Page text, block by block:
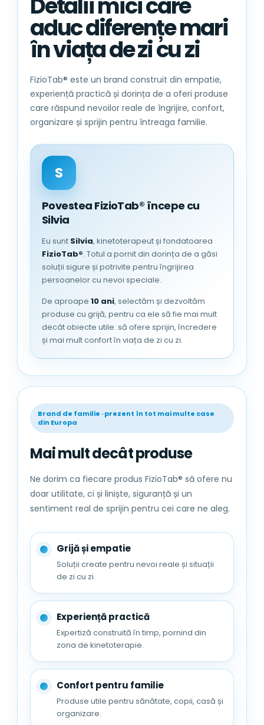
Fixare sigura – design cu aripioare
elastice pe margini, pentru o potrivire
perfecta pe saltele de pana la 30 cm
inaltime.
Dimensiune: 180 x 200 x 30 cm.
Instructiuni de intretinere:
Se spala manual sau la masina de
spalat la maximum 40°C, cu
centrifugare blanda.
Se recomanda utilizarea detergentilor
pentru tesaturi albe.
Nu se usuca in uscatorul de rufe,
pentru a evita deteriorarea stratului
Se recomanda uscarea naturala, in
aer liber, ferit de lumina directa a
soarelui.
Nu se calca, pentru a nu deteriora
FizioTab® – Experimenteaza Diferenta!
aduc diferențe mari
în viața de zi cu zi
FizioTab® este un brand construit din empatie,
experiență practică și dorința de a oferi produse
care răspund nevoilor reale de îngrijire, confort,
organizare și sprijin pentru întreaga familie.
S
Povestea FizioTab® începe cu
Silvia
Eu sunt Silvia, kinetoterapeut și fondatoarea
FizioTab®. Totul a pornit din dorința de a găsi
soluții sigure și potrivite pentru îngrijirea
persoanelor cu nevoi speciale.
De aproape 10 ani, selectăm și dezvoltăm
produse cu grijă, pentru ca ele să fie mai mult
decât obiecte utile: să ofere sprijin, încredere
și mai mult confort în viața de zi cu zi.
Brand de familie · prezent în tot mai multe case
din Europa
Mai mult decât produse
Ne dorim ca fiecare produs FizioTab® să ofere nu
doar utilitate, ci și liniște, siguranță și un
sentiment real de sprijin pentru cei care ne aleg.
Grijă și empatie
Soluții create pentru nevoi reale și situații
de zi cu zi.
Experiență practică
Expertiză construită în timp, pornind din
zona de kinetoterapie.
Confort pentru familie
Produse utile pentru sănătate, copii, casă și
organizare.